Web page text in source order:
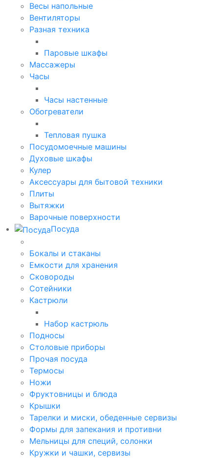
Весы напольные
Вентиляторы
Разная техника
Паровые шкафы
Массажеры
Часы
Часы настенные
Обогреватели
Тепловая пушка
Посудомоечные машины
Духовые шкафы
Кулер
Аксессуары для бытовой техники
Плиты
Вытяжки
Варочные поверхности
Посуда
Бокалы и стаканы
Емкости для хранения
Сковороды
Сотейники
Кастрюли
Набор кастрюль
Подносы
Столовые приборы
Прочая посуда
Термосы
Ножи
Фруктовницы и блюда
Крышки
Тарелки и миски, обеденные сервизы
Формы для запекания и противни
Мельницы для специй, солонки
Кружки и чашки, сервизы